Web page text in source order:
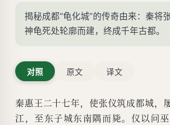
揭秘成都“龟化城”的传奇由来：秦将
神龟死处轮廓而建，终成千年古都。
对照 原文 译文
秦惠王二十七年，使张仪筑成都城，
江，至东子城东南隅而毙。仪以问